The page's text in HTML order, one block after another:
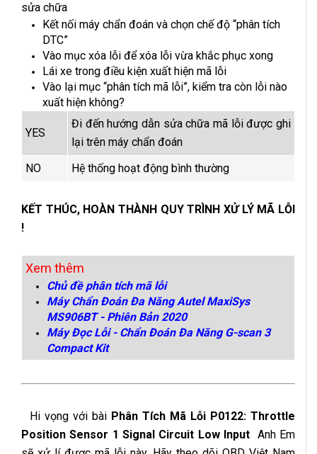
sửa chữa
Kết nối máy chẩn đoán và chọn chế độ “phân tích
DTC”
Vào mục xóa lỗi để xóa lỗi vừa khắc phục xong
Lái xe trong điều kiện xuất hiện mã lỗi
Vào lại mục “phân tích mã lỗi”, kiểm tra còn lỗi nào
xuất hiện không?
YES
Đi đến hướng dẫn sửa chữa mã lỗi được ghi
lại trên máy chẩn đoán
NO
Hệ thống hoạt động bình thường
KẾT THÚC, HOÀN THÀNH QUY TRÌNH XỬ LÝ MÃ LỖI
!
Xem thêm
Chủ đề phân tích mã lỗi
Máy Chẩn Đoán Đa Năng Autel MaxiSys
MS906BT - Phiên Bản 2020
Máy Đọc Lỗi - Chẩn Đoán Đa Năng G-scan 3
Compact Kit
Hi vọng với bài Phân Tích Mã Lỗi P0122: Throttle
Position Sensor 1 Signal Circuit Low Input Anh Em